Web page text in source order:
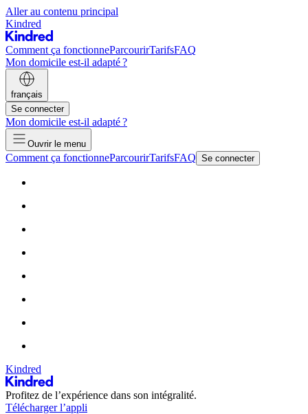
Aller au contenu principal
Kindred
Comment ça fonctionneParcourirTarifsFAQ
Mon domicile est-il adapté ?
français
Se connecter
Mon domicile est-il adapté ?
Ouvrir le menu
Comment ça fonctionneParcourirTarifsFAQ Se connecter
Kindred
Profitez de l’expérience dans son intégralité.
Télécharger l’appli